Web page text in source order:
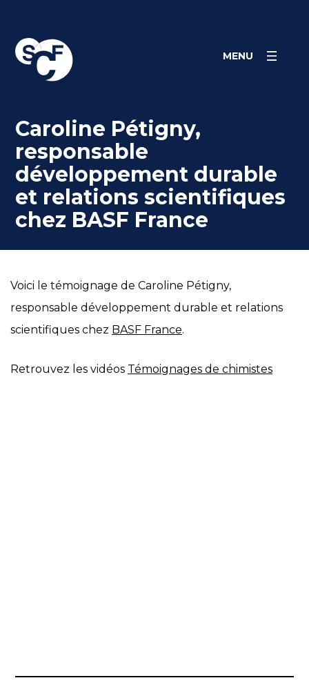
content
MENU
Caroline Pétigny,
responsable
développement durable
et relations scientifiques
chez BASF France
Voici le témoignage de Caroline Pétigny,
responsable développement durable et relations
scientifiques chez BASF France.
Retrouvez les vidéos Témoignages de chimistes